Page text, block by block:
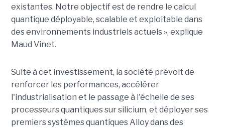
existantes. Notre objectif est de rendre le calcul
quantique déployable, scalable et exploitable dans
des environnements industriels actuels », explique
Maud Vinet.
Suite à cet investissement, la société prévoit de
renforcer les performances, accélérer
l'industrialisation et le passage à l'échelle de ses
processeurs quantiques sur silicium, et déployer ses
premiers systèmes quantiques Alloy dans des